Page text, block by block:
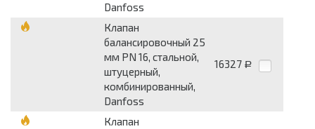
Danfoss
Клапан
балансировочный 25
мм PN 16, стальной,
штуцерный,
комбинированный,
Danfoss
16327 Р
Клапан